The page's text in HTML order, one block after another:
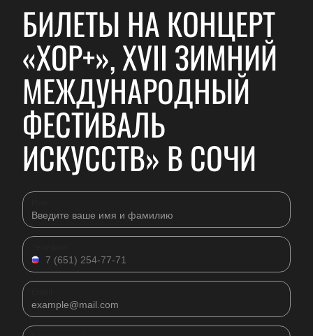
БИЛЕТЫ НА КОНЦЕРТ
«ХОР+», XVII ЗИМНИЙ
МЕЖДУНАРОДНЫЙ
ФЕСТИВАЛЬ
ИСКУССТВ» В СОЧИ